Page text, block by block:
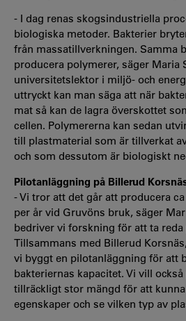
- I dag renas skogsindustriella
biologiska metoder. Bakterier
från massatillverkningen. Samma
producera polymerer, säger Maria
universitetslektor i miljö- och
uttryckt kan man säga att när
mat så kan de lagra överskottet
cellen. Polymererna kan sedan
till plastmaterial som är tillverkat
och som dessutom är biologiskt
Pilotanläggning på Billerud
- Vi tror att det går att producera
per år vid Gruvöns bruk, säger
bedriver vi forskning för att ta
Tillsammans med Billerud
vi byggt en pilotanläggning för att
bakteriernas kapacitet. Vi vill
tillräckligt stor mängd för att
egenskaper och se vilken typ av